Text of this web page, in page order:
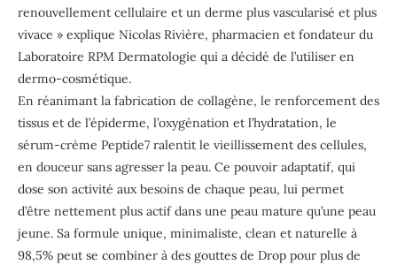
renouvellement cellulaire et un derme plus vascularisé et plus
vivace » explique Nicolas Rivière, pharmacien et fondateur du
Laboratoire RPM Dermatologie qui a décidé de l’utiliser en
dermo-cosmétique.
En réanimant la fabrication de collagène, le renforcement des
tissus et de l’épiderme, l’oxygénation et l’hydratation, le
sérum-crème Peptide7 ralentit le vieillissement des cellules,
en douceur sans agresser la peau. Ce pouvoir adaptatif, qui
dose son activité aux besoins de chaque peau, lui permet
d’être nettement plus actif dans une peau mature qu’une peau
jeune. Sa formule unique, minimaliste, clean et naturelle à
98,5% peut se combiner à des gouttes de Drop pour plus de